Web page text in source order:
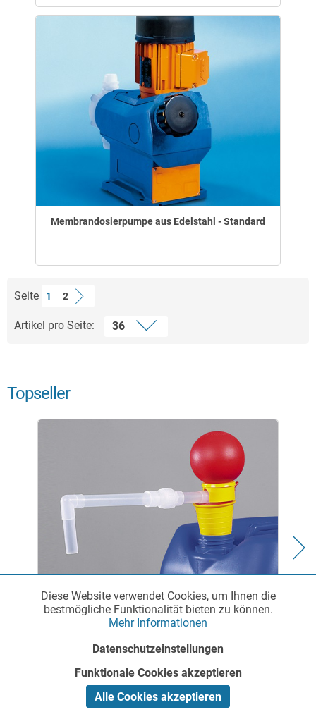
Membrandosierpumpe aus Edelstahl - Standard
Seite 1 2
Artikel pro Seite:
Topseller
Dosierpumpen werden als Kolbenpumpen,
Funktionale Aktiv
Inaktiv
Diese Website verwendet Cookies, um Ihnen die
bestmögliche Funktionalität bieten zu können.
Mehr Informationen
Datenschutzeinstellungen
Funktionale Cookies akzeptieren
Alle Cookies akzeptieren